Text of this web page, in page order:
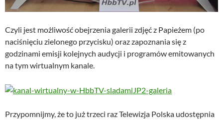
Czyli jest możliwość obejrzenia galerii zdjęć z Papieżem (po
naciśnięciu zielonego przycisku) oraz zapoznania się z
godzinami emisji kolejnych audycji i programów emitowanych
na tym wirtualnym kanale.
Przypomnijmy, że to już trzeci raz Telewizja Polska udostępnia